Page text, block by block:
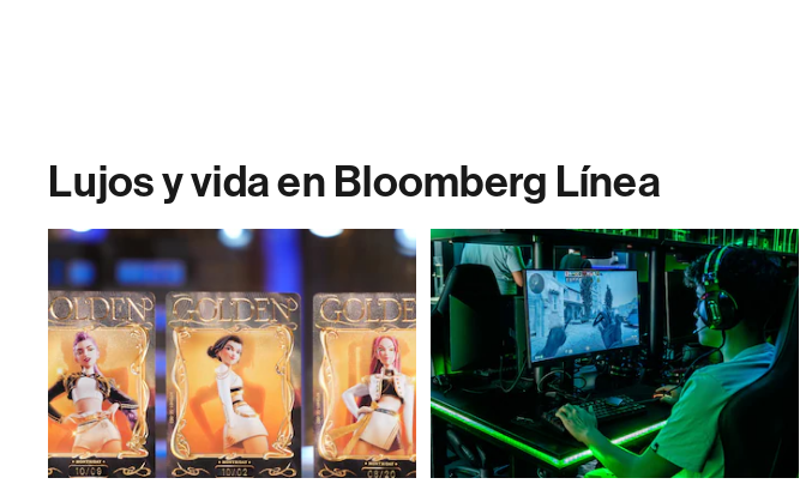
Lujos y vida en Bloomberg Línea